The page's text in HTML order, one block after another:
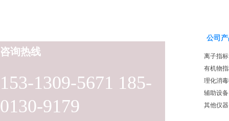
153-1309-5671 185-
0130-9179
咨询热线
公司
离子指标
有机物
理化消
辅助设备
其他仪器